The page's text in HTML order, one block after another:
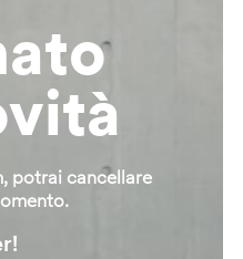
potrai cancellare